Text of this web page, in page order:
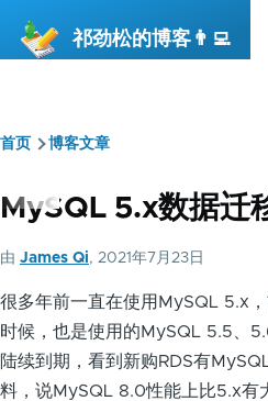
祁劲松的博客👨‍💻
面
包
首页 博客文章
MySQL 5.x数据迁
由 James Qi, 2021年7月23日
很多年前一直在使用MySQL 5.x
时候，也是使用的MySQL 5.5、
陆续到期，看到新购RDS有
料，说MySQL 8.0性能上比5.x有